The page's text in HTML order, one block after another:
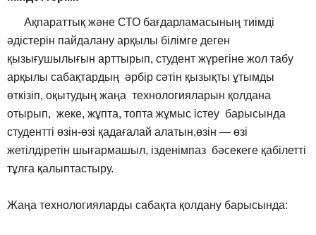
Ақпараттық және СТО бағдарламасының тиімді
әдістерін пайдалану арқылы білімге деген
қызығушылығын арттырып, студент жүрегіне жол табу
арқылы сабақтардың әрбір сәтін қызықты ұтымды
өткізіп, оқытудың жаңа технологияларын қолдана
отырып, жеке, жұпта, топта жұмыс істеу барысында
студентті өзін-өзі қадағалай алатын,өзін — өзі
жетілдіретін шығармашыл, ізденімпаз бәсекеге қабілетті
тұлға қалыптастыру.
Жаңа технологияларды сабақта қолдану барысында: